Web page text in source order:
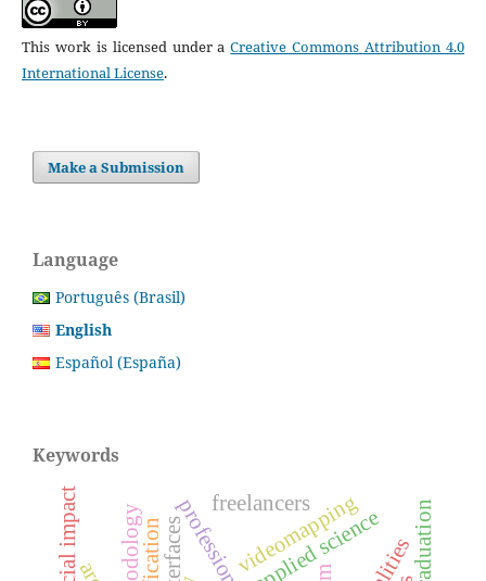
This work is licensed under aCreative Commons Attribution 4.0
International License.
Make a Submission
Language
Português (Brasil)
English
Español (España)
Keywords
applied science
videomapping
interfaces
freelancers
social impact